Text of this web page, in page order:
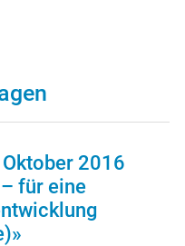
2016
für eine